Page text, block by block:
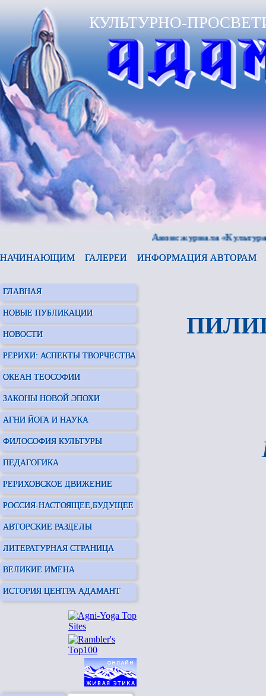
КУЛЬТУРНО-
Анонс журнала «Культура и
НАЧИНАЮЩИМ ГАЛЕРЕИ ИНФОРМАЦИЯ АВТОРАМ
ГЛАВНАЯ
НОВЫЕ ПУБЛИКАЦИИ
НОВОСТИ
РЕРИХИ: АСПЕКТЫ ТВОРЧЕСТВА
ОКЕАН ТЕОСОФИИ
ЗАКОНЫ НОВОЙ ЭПОХИ
АГНИ ЙОГА И НАУКА
ФИЛОСОФИЯ КУЛЬТУРЫ
ПЕДАГОГИКА
РЕРИХОВСКОЕ ДВИЖЕНИЕ
РОССИЯ-НАСТОЯЩЕЕ,БУДУЩЕЕ
АВТОРСКИЕ РАЗДЕЛЫ
ЛИТЕРАТУРНАЯ СТРАНИЦА
ВЕЛИКИЕ ИМЕНА
ИСТОРИЯ ЦЕНТРА АДАМАНТ